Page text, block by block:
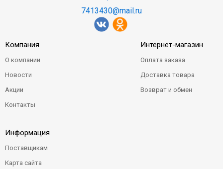
7413430@mail.ru
Компания
О компании
Новости
Акции
Контакты
Интернет-магазин
Оплата заказа
Доставка товара
Возврат и обмен
Информация
Поставщикам
Карта сайта